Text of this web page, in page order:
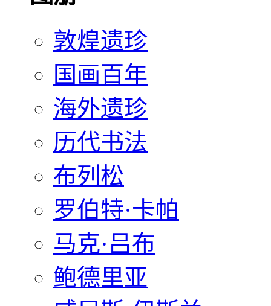
敦煌遗珍
国画百年
海外遗珍
历代书法
布列松
罗伯特·卡帕
马克·吕布
鲍德里亚